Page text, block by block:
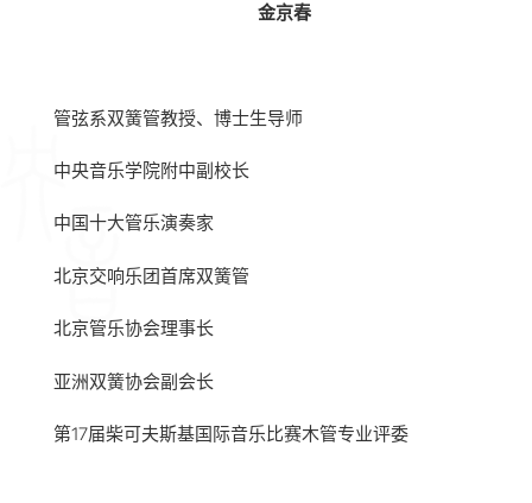
金京春
管弦系双簧管教授、博士生导师
中央音乐学院附中副校长
中国十大管乐演奏家
北京交响乐团首席双簧管
北京管乐协会理事长
亚洲双簧协会副会长
第17届柴可夫斯基国际音乐比赛木管专业评委